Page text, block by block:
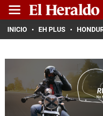
INICIO EH PLUS